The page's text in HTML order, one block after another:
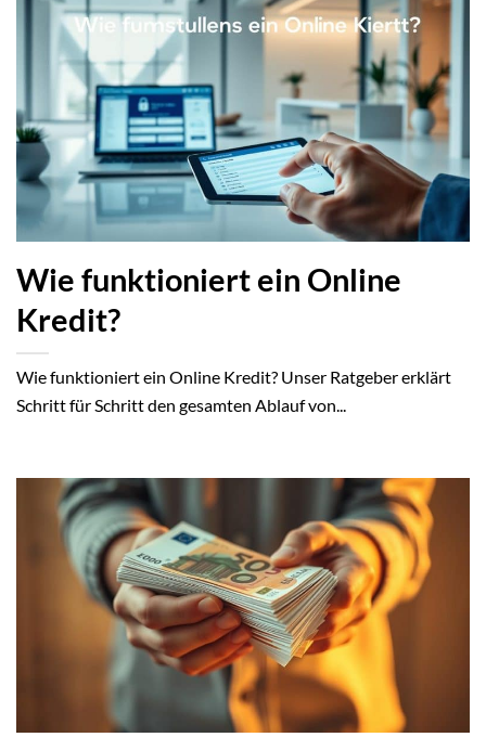
Wie funktioniert ein Online
Kredit?
Wie funktioniert ein Online Kredit? Unser Ratgeber erklärt
Schritt für Schritt den gesamten Ablauf von...